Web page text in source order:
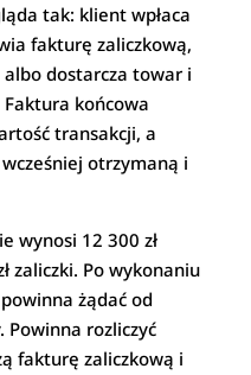
tak: klient wpłaca
fakturę zaliczkową,
albo dostarcza towar i
końcowa
transakcji, a
otrzymaną i
wynosi 12 300 zł
zaliczki. Po wykonaniu
żądać od
Powinna rozliczyć
fakturę zaliczkową i